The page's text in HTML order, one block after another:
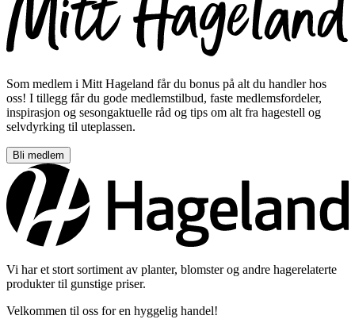
Som medlem i Mitt Hageland får du bonus på alt du handler hos
oss! I tillegg får du gode medlemstilbud, faste medlemsfordeler,
inspirasjon og sesongaktuelle råd og tips om alt fra hagestell og
selvdyrking til uteplassen.
Bli medlem
Vi har et stort sortiment av planter, blomster og andre hagerelaterte
produkter til gunstige priser.
Velkommen til oss for en hyggelig handel!